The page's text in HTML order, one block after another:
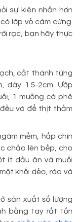
sự kiên nhẫn hơn
lớp vỏ cám cứng.
rạc, bạn hãy thực
cắt thành từng
dày 1.5-2cm. Ướp
1 muỗng cà phê
và để thịt thấm
mềm, hấp chín
chảo lên bếp, cho
ít dầu ăn và muối
khối dẻo, ráo và
sản xuất số lượng
bằng tay rất tốn